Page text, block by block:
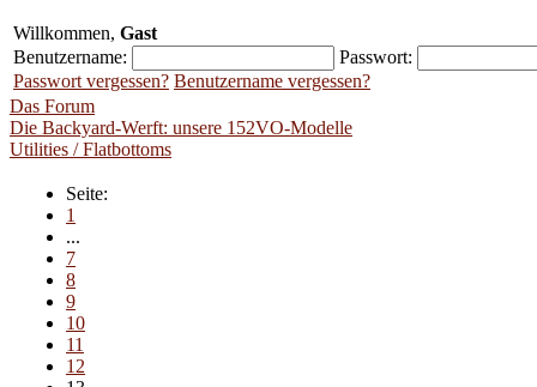
Willkommen, Gast
Benutzername:
Passwort:
Passwort vergessen? Benutzername vergessen?
Das Forum
Die Backyard-Werft: unsere 152VO-Modelle
Utilities / Flatbottoms
Seite:
1
...
7
8
9
10
11
12